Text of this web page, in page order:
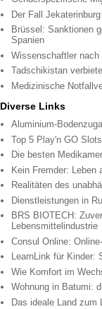
Der Fall
Brüssel: Sanktionen
Spanien
Wissenschaftler
Tadschikistan
Medizinische
Diverse Links
Aluminium-
Top 5 Play'n GO
Die besten
Kein Fremder: Leben
Realitäten des
Dienstleistungen in
BRS BIOTECH:
Lebensmittelindustrie
Consul Online:
LearnLink für Kinder:
Wie Komfort im
Wohnung in Batumi:
Das ideale Land zum